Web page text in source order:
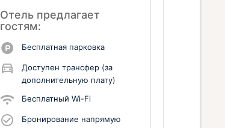
Отель предлагает
гостям:
Бесплатная парковка
Доступен трансфер (за
дополнительную плату)
Бесплатный Wi-Fi
Бронирование напрямую